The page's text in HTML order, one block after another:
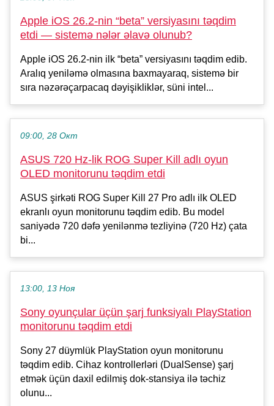
Apple iOS 26.2-nin “beta” versiyasını təqdim
etdi — sistemə nələr əlavə olunub?
Apple iOS 26.2-nin ilk “beta” versiyasını təqdim edib.
Aralıq yeniləmə olmasına baxmayaraq, sistemə bir
sıra nəzərəçarpacaq dəyişikliklər, süni intel...
09:00, 28 Окт
ASUS 720 Hz-lik ROG Super Kill adlı oyun
OLED monitorunu təqdim etdi
ASUS şirkəti ROG Super Kill 27 Pro adlı ilk OLED
ekranlı oyun monitorunu təqdim edib. Bu model
saniyədə 720 dəfə yenilənmə tezliyinə (720 Hz) çata
bi...
13:00, 13 Ноя
Sony oyunçular üçün şarj funksiyalı PlayStation
monitorunu təqdim etdi
Sony 27 düymlük PlayStation oyun monitorunu
təqdim edib. Cihaz kontrollerləri (DualSense) şarj
etmək üçün daxil edilmiş dok-stansiya ilə təchiz
olunu...